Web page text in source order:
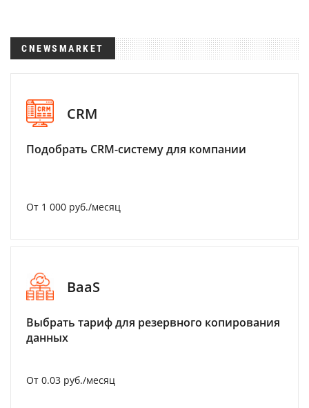
CNEWSMARKET
CRM
Подобрать CRM-систему для компании
От 1 000 руб./месяц
BaaS
Выбрать тариф для резервного копирования
данных
От 0.03 руб./месяц